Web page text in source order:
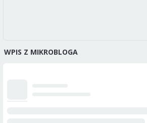
WPIS Z MIKROBLOGA